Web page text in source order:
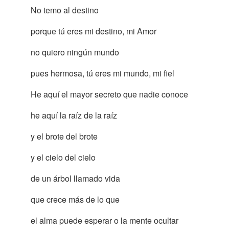
No temo al destino
porque tú eres mi destino, mi Amor
no quiero ningún mundo
pues hermosa, tú eres mi mundo, mi fiel
He aquí el mayor secreto que nadie conoce
he aquí la raíz de la raíz
y el brote del brote
y el cielo del cielo
de un árbol llamado vida
que crece más de lo que
el alma puede esperar o la mente ocultar